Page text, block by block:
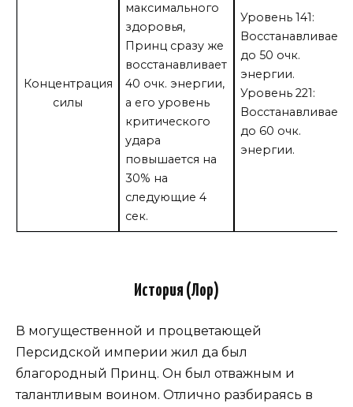
Концентрация
силы
максимального
здоровья,
Принц сразу же
восстанавливает
40 очк. энергии,
а его уровень
критического
удара
повышается на
30% на
следующие 4
сек.
Уровень 141:
Восстанавливает
до 50 очк.
энергии.
Уровень 221:
Восстанавливает
до 60 очк.
энергии.
История (Лор)
В могущественной и процветающей
Персидской империи жил да был
благородный Принц. Он был отважным и
талантливым воином. Отлично разбираясь в